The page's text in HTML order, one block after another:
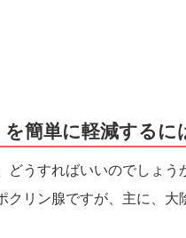
を簡単に軽減するに
どうすればいいのでしょう
クリン腺ですが、主に、大